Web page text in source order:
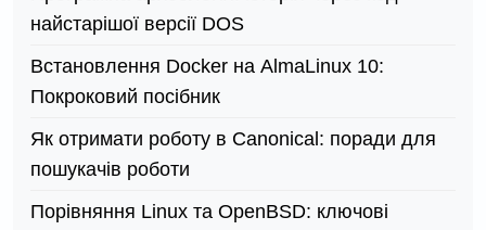
найстарішої версії DOS
Встановлення Docker на AlmaLinux 10:
Покроковий посібник
Як отримати роботу в Canonical: поради для
пошукачів роботи
Порівняння Linux та OpenBSD: ключові